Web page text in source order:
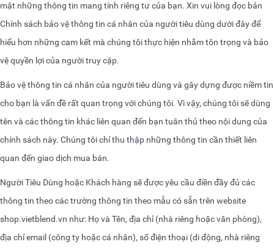
mật những thông tin mang tính riêng tư của bạn. Xin vui lòng đọc bản
Chính sách bảo vệ thông tin cá nhân của người tiêu dùng dưới đây để
hiểu hơn những cam kết mà chúng tôi thực hiện nhằm tôn trọng và bảo
vệ quyền lợi của người truy cập.
Bảo vệ thông tin cá nhân của người tiêu dùng và gây dựng được niềm tin
cho bạn là vấn đề rất quan trọng với chúng tôi. Vì vậy, chúng tôi sẽ dùng
tên và các thông tin khác liên quan đến bạn tuân thủ theo nội dung của
chính sách này. Chúng tôi chỉ thu thập những thông tin cần thiết liên
quan đến giao dịch mua bán.
Người Tiêu Dùng hoặc Khách hàng sẽ được yêu cầu điền đầy đủ các
thông tin theo các trường thông tin theo mẫu có sẵn trên website
shop.vietblend.vn như: Họ và Tên, địa chỉ (nhà riêng hoặc văn phòng),
địa chỉ email (công ty hoặc cá nhân), số điện thoại (di động, nhà riêng